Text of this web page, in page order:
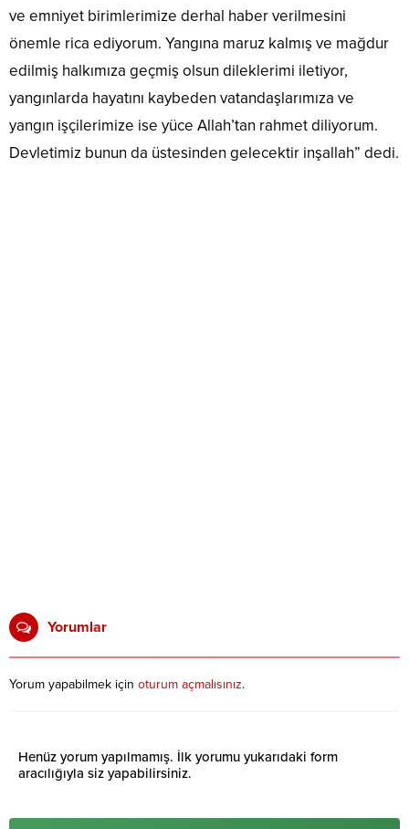
ve emniyet birimlerimize derhal haber verilmesini
önemle rica ediyorum. Yangına maruz kalmış ve mağdur
edilmiş halkımıza geçmiş olsun dileklerimi iletiyor,
yangınlarda hayatını kaybeden vatandaşlarımıza ve
yangın işçilerimize ise yüce Allah’tan rahmet diliyorum.
Devletimiz bunun da üstesinden gelecektir inşallah” dedi.
Yorumlar
Yorum yapabilmek için oturum açmalısınız.
Henüz yorum yapılmamış. İlk yorumu yukarıdaki form
aracılığıyla siz yapabilirsiniz.